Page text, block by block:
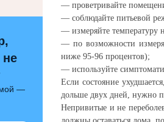
не
—
— проветривайте
— соблюдайте питьевой
— измеряйте температуру
— по возможности
ниже 95-96 процентов);
— используйте
Если состояние
дольше двух дней, нужно
Непривитые и не